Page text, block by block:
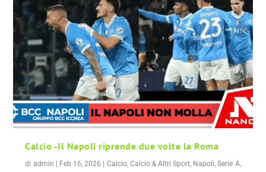
Calcio -Il Napoli riprende due volte la Roma
di admin Feb 16, 2026 Calcio, Calcio & Altri Sport, Napoli,Serie A,